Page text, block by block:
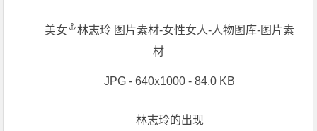
美女
林志玲 图片素材-女性女人-人物图库-图片素
材
JPG - 640x1000 - 84.0 KB
林志玲的出现